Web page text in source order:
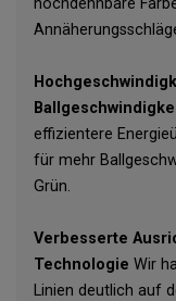
hochdehnbare
effizientere
für mehr
Grün.
Verbesserte
Technologie Wir
Linien deutlich auf